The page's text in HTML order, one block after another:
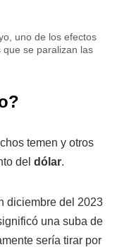
uno de los efectos
se paralizan las
temen y otros
del dólar.
diciembre del 2023
una suba de
sería tirar por